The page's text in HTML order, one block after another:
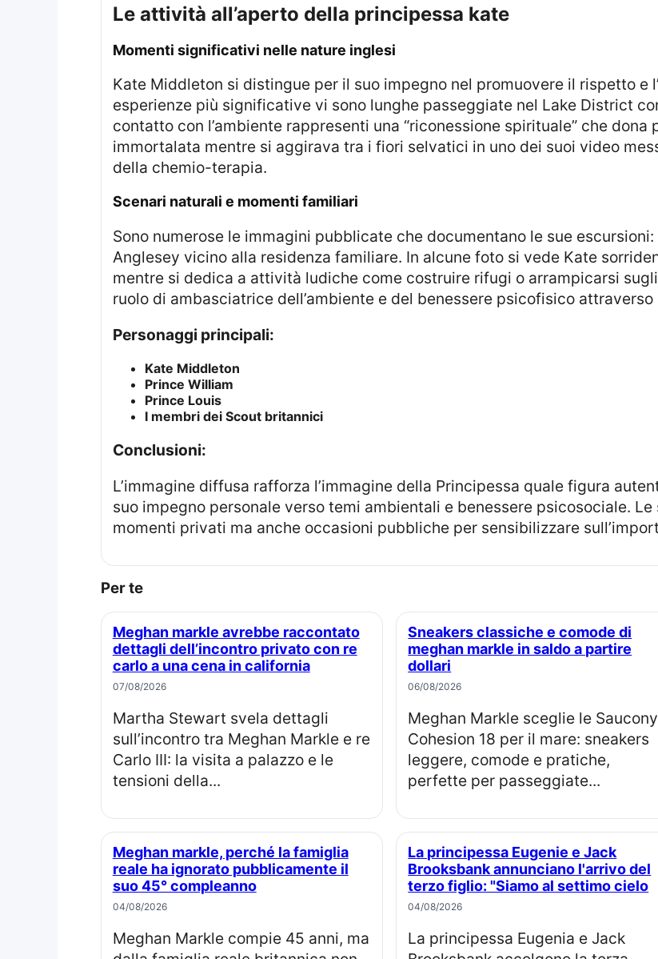
le attività all’aperto della principessa kate
momenti significativi nelle nature inglesi
Kate Middleton si distingue per il suo impegno nel promuovere il rispetto e l’amore verso la natura. Tra le sue
esperienze più significative vi sono lunghe passeggiate nel Lake District
contatto con l’ambiente rappresenti una “riconessione spirituale” che
immortalata mentre si aggirava tra i fiori selvatici in uno dei suoi video
della chemio-terapia.
scenari naturali e momenti familiari
Sono numerose le immagini pubblicate che documentano le sue escursioni: dai monti dell’Isola di Mull alle dune di
Anglesey vicino alla residenza familiare. In alcune foto si vede Kate
mentre si dedica a attività ludiche come costruire rifugi o arrampicarsi
ruolo di ambasciatrice dell’ambiente e del benessere psicofisico
Personaggi principali:
Kate Middleton
Prince William
Prince Louis
I membri dei Scout britannici
Conclusioni:
L’immagine diffusa rafforza l’immagine della Principessa quale figura autentica e vicina alla natura, testimonianza del
suo impegno personale verso temi ambientali e benessere psicosociale.
momenti privati ma anche occasioni pubbliche per sensibilizzare
Per te
Meghan markle avrebbe raccontato
dettagli dell’incontro privato con re
carlo a una cena in california
07/08/2026
Martha Stewart svela dettagli
sull’incontro tra Meghan Markle e re
Carlo III: la visita a palazzo e le
tensioni della...
Sneakers classiche e comode di
meghan markle in saldo a partire
dollari
06/08/2026
Meghan Markle sceglie le Saucony
Cohesion 18 per il mare: sneakers
leggere, comode e pratiche,
perfette per passeggiate...
Meghan markle, perché la famiglia
reale ha ignorato pubblicamente il
suo 45° compleanno
04/08/2026
Meghan Markle compie 45 anni, ma
La principessa Eugenie e Jack
Brooksbank annunciano l'arrivo del
terzo figlio: "Siamo al settimo cielo
04/08/2026
La principessa Eugenia e Jack